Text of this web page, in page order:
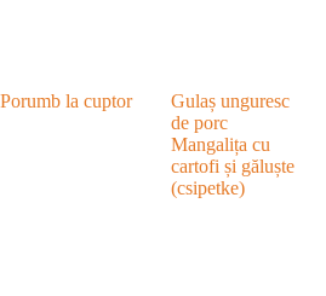
Porumb la cuptor
Gulaș unguresc
de porc
Mangalița cu
cartofi și găluște
(csipetke)